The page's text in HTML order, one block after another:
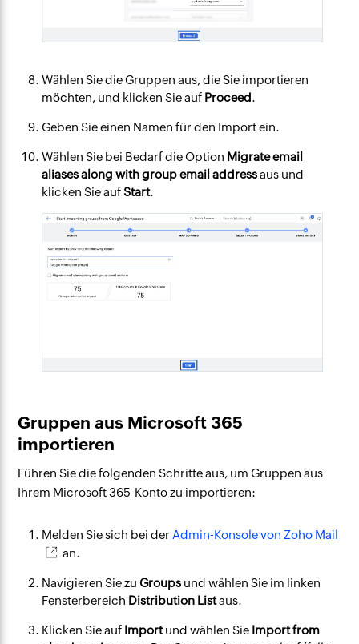
Wählen Sie die Gruppen aus, die Sie importieren
möchten, und klicken Sie auf Proceed.
Geben Sie einen Namen für den Import ein.
Wählen Sie bei Bedarf die Option Migrate email
aliases along with group email addressaus und
klicken Sie aufStart.
Gruppen aus Microsoft 365
importieren
Führen Sie die folgenden Schritte aus, um Gruppen aus
Ihrem Microsoft 365-Konto zu importieren:
Melden Sie sich bei der Admin-Konsole von Zoho Mail
an.
Navigieren Sie zuGroups und wählen Sie im linken
Fensterbereich Distribution Listaus.
Klicken Sie auf Importund wählen Sie Import from